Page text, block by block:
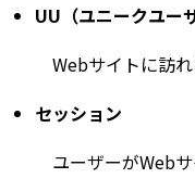
UU（ユニークユー
Webサイトに訪れ
セッション
ユーザーがWebサ